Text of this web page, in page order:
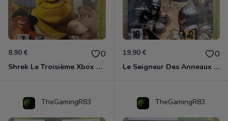
8.90 € 0
Shrek Le Troisième Xbox 360
19.90 € 0
Le Seigneur Des Anneaux - L'âge Des Conquêtes Xbox 360
TheGamingR83 TheGamingR83